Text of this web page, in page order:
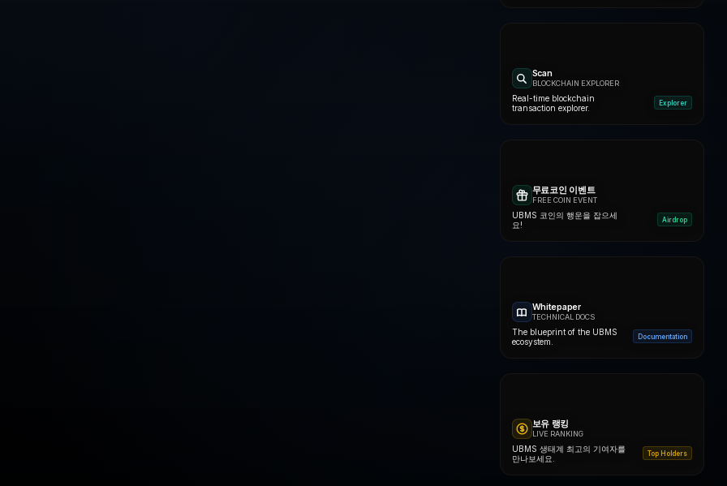
Scan
BLOCKCHAIN EXPLORER
Real-time blockchain
transaction explorer.
Explorer
무료코인 이벤트
FREE COIN EVENT
UBMS 코인의 행운을 잡으세
요!
Airdrop
Whitepaper
TECHNICAL DOCS
The blueprint of the UBMS
ecosystem.
Documentation
보유 랭킹
LIVE RANKING
UBMS 생태계 최고의 기여자를
만나보세요.
Top Holders